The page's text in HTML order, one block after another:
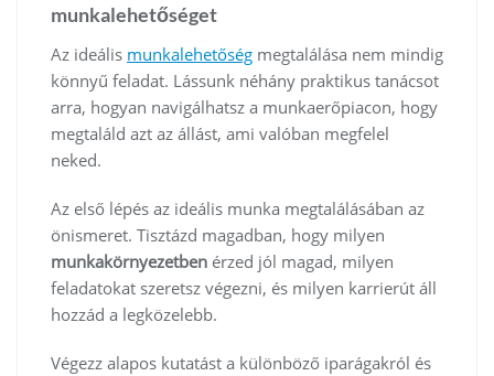
munkalehetőséget
Az ideális munkalehetőség megtalálása nem mindig
könnyű feladat. Lássunk néhány praktikus tanácsot
arra, hogyan navigálhatsz a munkaerőpiacon, hogy
megtaláld azt az állást, ami valóban megfelel
neked.
Az első lépés az ideális munka megtalálásában az
önismeret. Tisztázd magadban, hogy milyen
munkakörnyezetben érzed jól magad, milyen
feladatokat szeretsz végezni, és milyen karrierút áll
hozzád a legközelebb.
Végezz alapos kutatást a különböző iparágakról és